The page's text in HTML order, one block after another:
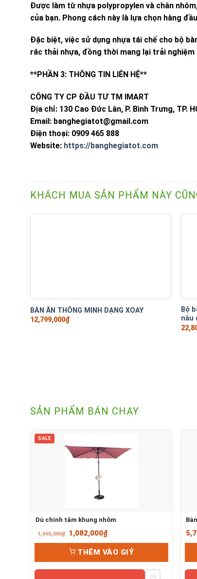
Được làm từ nhựa polypropylen và chân
của bạn. Phong cách này là lựa chọn hàng
Đặc biệt, việc sử dụng nhựa tái chế cho bộ
rác thải nhựa, đồng thời mang lại trải
**PHẦN 3: THÔNG TIN LIÊN HỆ**
CÔNG TY CP ĐẦU TƯ TM IMART
Địa chỉ: 130 Cao Đức Lân, P. Bình Trưng, TP.
Email: banghegiatot@gmail.com
Điện thoại: 0909 465 888
Website: https://banghegiatot.com
KHÁCH MUA SẢN PHẨM NÀY
BÀN ĂN THÔNG MINH DẠNG XOAY
12,799,000₫
Bộ
nâu
SẢN PHẨM BÁN CHẠY
SALE
Dù chính tâm khung nhôm
1,545,000₫
Giá
gốc
là:
1,545,000₫.
1,082,000₫Giá
hiện
tại
là:
THÊM VÀO GIỶ